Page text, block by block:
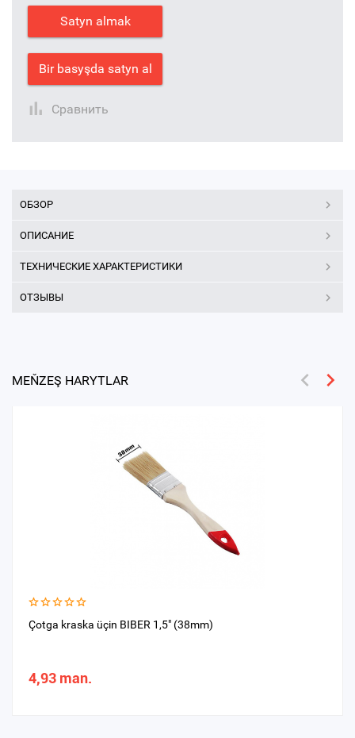
Satyn almak
Bir basyşda satyn al
Сравнить
ОБЗОР
ОПИСАНИЕ
ТЕХНИЧЕСКИЕ ХАРАКТЕРИСТИКИ
ОТЗЫВЫ
MEŇZEŞ HARYTLAR
Çotga kraska üçin BIBER 1,5" (38mm)
4,93 man.